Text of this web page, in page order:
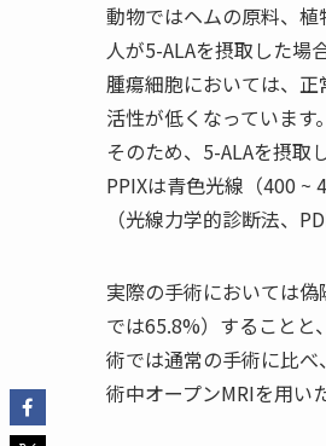
動物ではヘムの原料、植
人が5-ALAを摂取した場
腫瘍細胞においては、
活性が低くなっています。
そのため、5-ALAを摂取
PPIXは青色光線（400 ~
（光線力学的診断法、
実際の手術においては
では65.8%）することと
術では通常の手術に比べ
術中オープンMRIを用い